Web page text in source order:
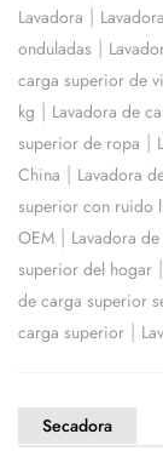
Lavadora |
onduladas |
carga superior de
kg | Lavadora de
superior de ropa |
China | Lavadora
superior con ruido
OEM | Lavadora
superior del hogar |
de carga superior
carga superior |
Secadora